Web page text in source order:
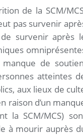
de la SCM/
pas survenir
survenir après
de
atteintes
aux lieux de
raison d’un
la SCM/MCS)
à mourir auprès